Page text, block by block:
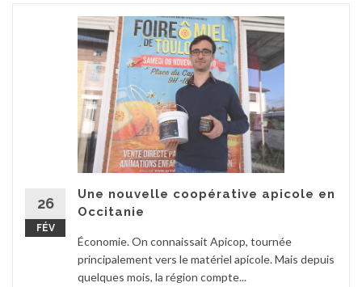
26
FÉV
Une nouvelle coopérative apicole en
Occitanie
Économie. On connaissait Apicop, tournée
principalement vers le matériel apicole. Mais depuis
quelques mois, la région compte...